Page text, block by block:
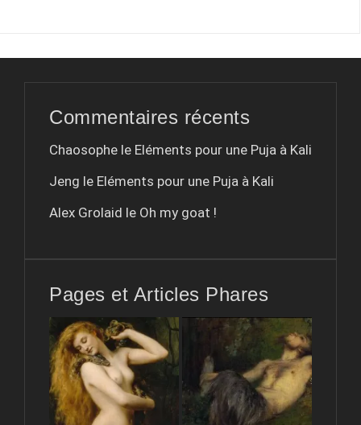
Commentaires récents
Chaosophe le Eléments pour une Puja à Kali
Jeng le Eléments pour une Puja à Kali
Alex Grolaid le Oh my goat !
Pages et Articles Phares